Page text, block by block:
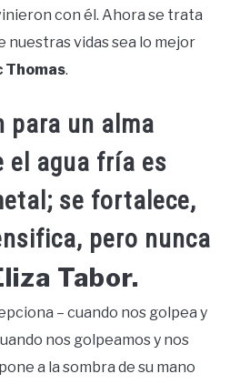
con él. Ahora se trata
nuestras vidas sea lo mejor
Thomas.
para un alma
el agua fría es
se fortalece,
pero nunca
Tabor.
– cuando nos golpea y
nos golpeamos y nos
a la sombra de su mano